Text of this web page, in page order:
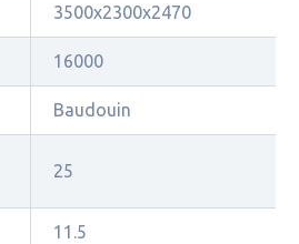
3500х2300х2470
16000
Baudouin
25
11.5